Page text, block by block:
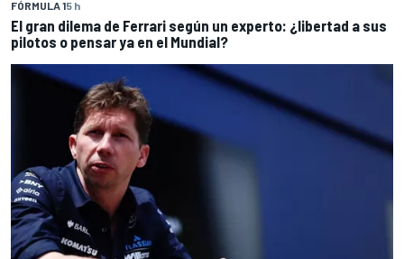
FÓRMULA 15 h
El gran dilema de Ferrari según un experto: ¿libertad a sus
pilotos o pensar ya en el Mundial?